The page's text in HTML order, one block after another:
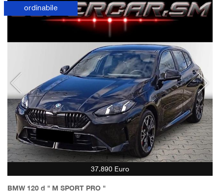
37.890 Euro
ordinabile
BMW 120 d " M SPORT PRO "